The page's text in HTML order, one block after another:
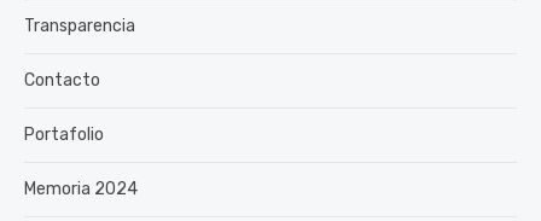
Transparencia
Contacto
Portafolio
Memoria 2024